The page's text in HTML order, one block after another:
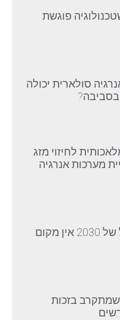
פוגשת
סולארית יכולה
לחיזוי מזג
מערכות אנרגיה
אריאל מליק: "ברשת החשמל של 2030 אין מקום
החלום שמתקרב בזכות